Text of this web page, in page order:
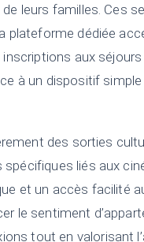
leurs familles. Ces
plateforme dédiée
aux
à un dispositif
des sorties
liés aux
et un accès facilité
le sentiment
tout en valorisant